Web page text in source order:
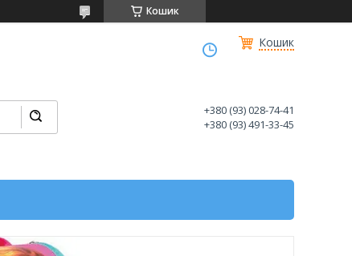
Кошик
Кошик
+380 (93) 028-74-41
+380 (93) 491-33-45